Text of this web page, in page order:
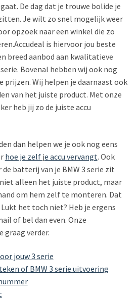
De dag dat je trouwe bolide je
Je wilt zo snel mogelijk weer
opzoek naar een winkel die zo
is hiervoor jou beste
breed aanbod aan kwalitatieve
Bovenal hebben wij ook nog
prijzen. Wij helpen je daarnaast ook
van het juiste product. Met onze
heb jij zo de juiste accu
dan helpen we je ook nog eens
hoe je zelf je accu vervangt. Ook
batterij van je BMW 3 serie zit
alleen het juiste product, maar
om hem zelf te monteren. Dat
het toch niet? Heb je ergens
of bel dan even. Onze
graag verder.
jouw 3 serie
of BMW 3 serie uitvoering